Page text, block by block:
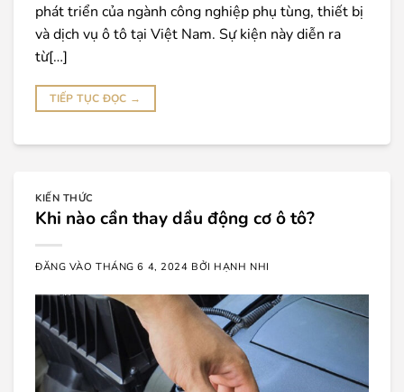
phát triển của ngành công nghiệp phụ tùng, thiết bị
và dịch vụ ô tô tại Việt Nam. Sự kiện này diễn ra
từ[…]
TIẾP TỤC ĐỌC →
KIẾN THỨC
Khi nào cần thay dầu động cơ ô tô?
ĐĂNG VÀOTHÁNG 6 4, 2024 BỞI HẠNH NHI